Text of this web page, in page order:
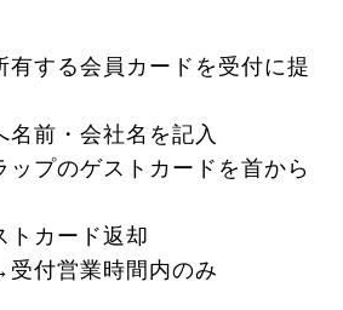
する会員カードを受付に提
前・会社名を記入
プのゲストカードを首から
カード返却
受付営業時間内のみ